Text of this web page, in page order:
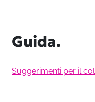
Guida.
Suggerimenti per il